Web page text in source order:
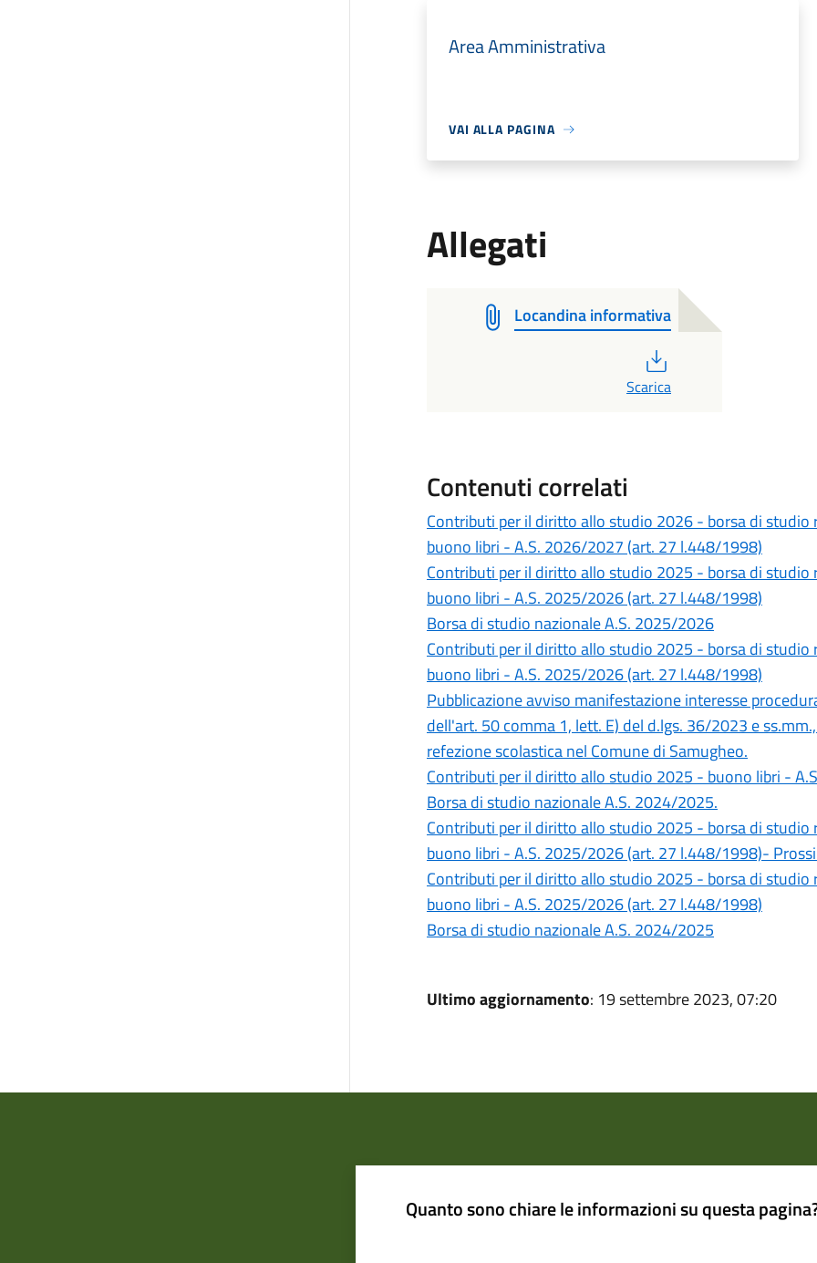
Area Amministrativa
VAI ALLA PAGINA
Allegati
Locandina informativa
Scarica
Contenuti correlati
Contributi per il diritto allo studio 2026 - borsa di
buono libri - A.S. 2026/2027 (art. 27 l.448/1998)
Contributi per il diritto allo studio 2025 - borsa di
buono libri - A.S. 2025/2026 (art. 27 l.448/1998)
Borsa di studio nazionale A.S. 2025/2026
Contributi per il diritto allo studio 2025 - borsa di
buono libri - A.S. 2025/2026 (art. 27 l.448/1998)
Pubblicazione avviso manifestazione interesse
dell'art. 50 comma 1, lett. E) del d.lgs. 36/2023 e
refezione scolastica nel Comune di Samugheo.
Contributi per il diritto allo studio 2025 - buono libri -
Borsa di studio nazionale A.S. 2024/2025.
Contributi per il diritto allo studio 2025 - borsa di
buono libri - A.S. 2025/2026 (art. 27 l.448/1998)-
Contributi per il diritto allo studio 2025 - borsa di
buono libri - A.S. 2025/2026 (art. 27 l.448/1998)
Borsa di studio nazionale A.S. 2024/2025
Ultimo aggiornamento: 19 settembre 2023, 07:20
Quanto sono chiare le informazioni su questa